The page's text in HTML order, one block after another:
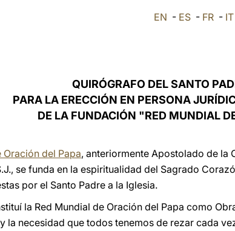
EN - ES - FR - IT
QUIRÓGRAFO DEL SANTO
PARA LA ERECCIÓN EN PERSONA
DE LA FUNDACIÓN "RED MUNDIAL
Oración del Papa, anteriormente Apostolado de la
se funda en la espiritualidad del Sagrado
por el Santo Padre a la Iglesia.
la Red Mundial de Oración del Papa como
la necesidad que todos tenemos de rezar cada